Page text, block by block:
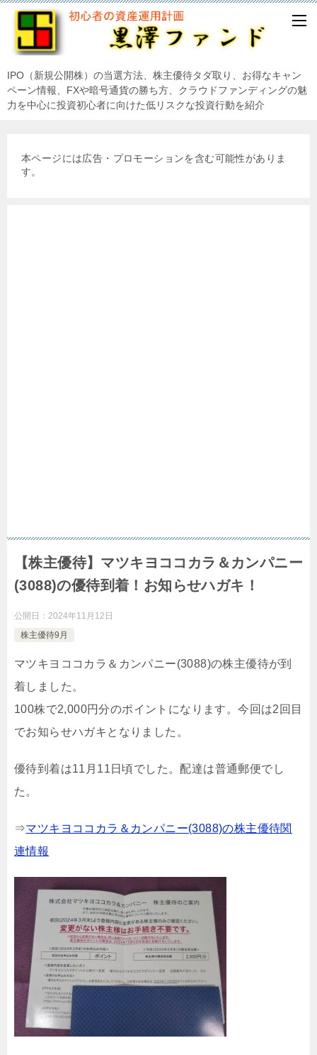
IPO（新規公開株）の当選方法、株主優待タダ取り、お得なキャン
ペーン情報、FXや暗号通貨の勝ち方、クラウドファンディングの魅
力を中心に投資初心者に向けた低リスクな投資行動を紹介
本ページには広告・プロモーションを含む可能性がありま
す。
【株主優待】マツキヨココカラ＆カンパニー
(3088)の優待到着！お知らせハガキ！
公開日： 2024年11月12日
株主優待9月
マツキヨココカラ＆カンパニー(3088)の株主優待が到
着しました。
100株で2,000円分のポイントになります。今回は2回目
でお知らせハガキとなりました。
優待到着は11月11日頃でした。配達は普通郵便でし
た。
⇒マツキヨココカラ＆カンパニー(3088)の株主優待関
連情報